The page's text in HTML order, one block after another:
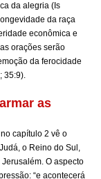
da alegria (Is
da raça
econômica e
orações serão
da ferocidade
35:9).
as
capítulo 2 vê o
o Reino do Sul,
O aspecto
“e acontecerá